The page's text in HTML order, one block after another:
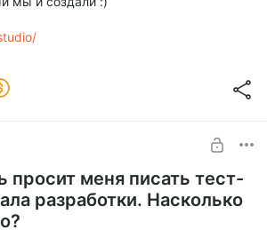
просит меня писать тест-
разработки. Насколько